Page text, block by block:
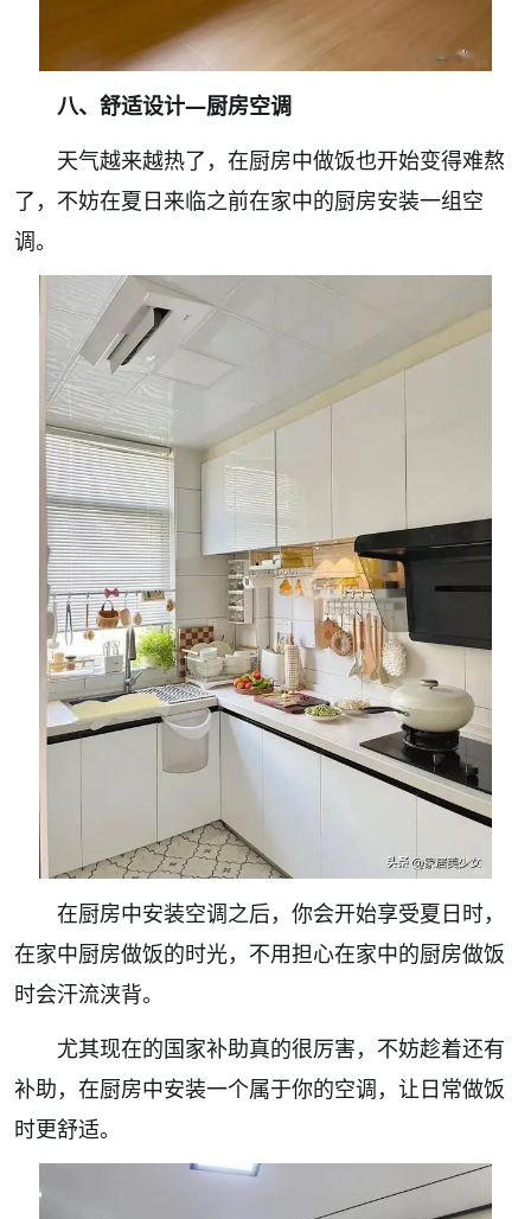
八、舒适设计—厨房空调
天气越来越热了，在厨房中做饭也开始变得难熬
了，不妨在夏日来临之前在家中的厨房安装一组空
调。
在厨房中安装空调之后，你会开始享受夏日时，
在家中厨房做饭的时光，不用担心在家中的厨房做饭
时会汗流浃背。
尤其现在的国家补助真的很厉害，不妨趁着还有
补助，在厨房中安装一个属于你的空调，让日常做饭
时更舒适。